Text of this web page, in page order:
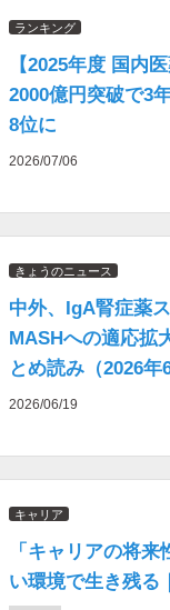
ランキング
【2025年度 国内
2000億円突破で3
8位に
2026/07/06
きょうのニュース
中外、IgA腎症薬
MASHへの適応拡
とめ読み（2026年
2026/06/19
キャリア
「キャリアの将
い環境で生き残る